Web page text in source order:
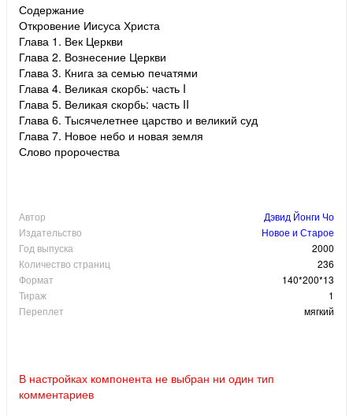
Содержание
Откровение Иисуса Христа
Глава 1. Век Церкви
Глава 2. Вознесение Церкви
Глава 3. Книга за семью печатями
Глава 4. Великая скорбь: часть I
Глава 5. Великая скорбь: часть II
Глава 6. Тысячелетнее царство и великий суд
Глава 7. Новое небо и новая земля
Слово пророчества
Автор
Дэвид Йонги Чо
Издательство
Новое и Старое
Год выпуска
2000
Количество страниц
236
Формат
140*200*13
Тираж
1
Переплет
мягкий
В настройках компонента не выбран ни один тип
комментариев